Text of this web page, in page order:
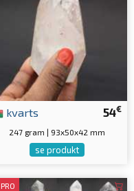
54€
kvarts
247 gram | 93x50x42 mm
se produkt
PRO